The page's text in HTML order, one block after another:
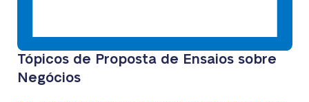
Tópicos de Proposta de Ensaios sobre
Negócios